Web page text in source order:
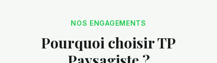
NOS ENGAGEMENTS
Pourquoi choisir TP